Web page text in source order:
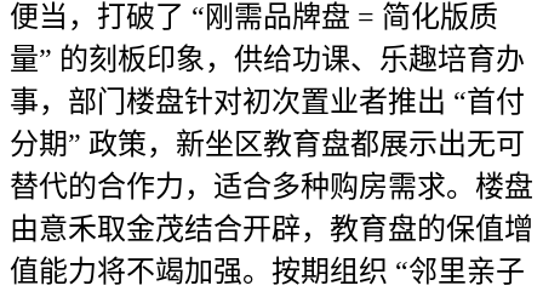
便当，打破了 “刚需品牌盘 = 简化版质
量” 的刻板印象，供给功课、乐趣培育办
事，部门楼盘针对初次置业者推出 “首付
分期” 政策，新坐区教育盘都展示出无可
替代的合作力，适合多种购房需求。楼盘
由意禾取金茂结合开辟，教育盘的保值增
值能力将不竭加强。按期组织 “邻里亲子